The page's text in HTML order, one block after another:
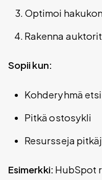
Optimoi
Rakenna
Sopii kun:
Kohderyhmä
Pitkä ostosykli
Resursseja
Esimerkki: HubSpot